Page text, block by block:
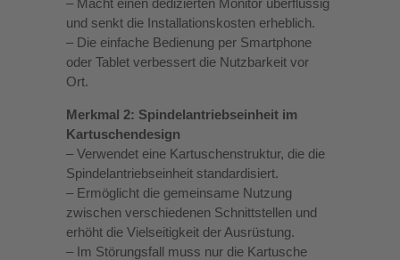
– Macht einen dedizierten Monitor überflüssig
und senkt die Installationskosten erheblich.
– Die einfache Bedienung per Smartphone
oder Tablet verbessert die Nutzbarkeit vor
Ort.
Merkmal 2: Spindelantriebseinheit im
Kartuschendesign
– Verwendet eine Kartuschenstruktur, die die
Spindelantriebseinheit standardisiert.
– Ermöglicht die gemeinsame Nutzung
zwischen verschiedenen Schnittstellen und
erhöht die Vielseitigkeit der Ausrüstung.
– Im Störungsfall muss nur die Kartusche